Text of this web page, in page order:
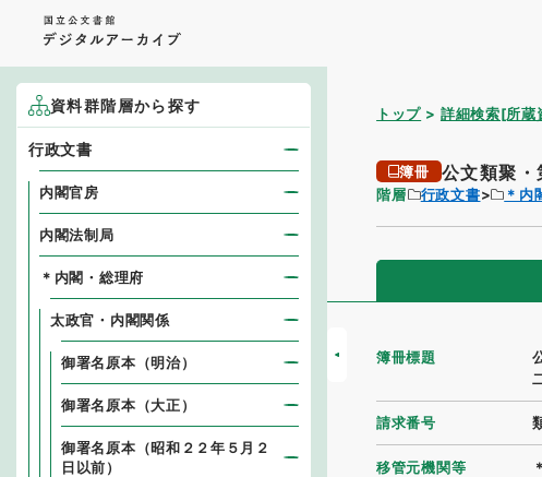
トップ 詳細検索[所蔵
簿冊 公文類聚
階層 行政文書 ＊内
簿冊標題
請求番号
移管元機関等
資料群階層から探す
行政文書
内閣官房
内閣法制局
＊内閣・総理府
太政官・内閣関係
御署名原本（明治）
御署名原本（大正）
御署名原本（昭和２２年５月２
日以前）